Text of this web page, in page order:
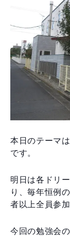
本日のテーマ
です。
明日は各ドリ
り、毎年恒例
者以上全員参
今回の勉強会